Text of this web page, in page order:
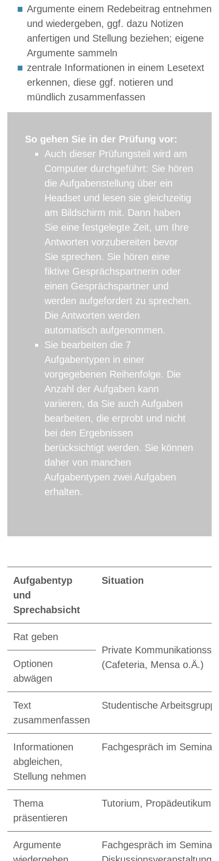
Argumente einem Redebeitrag entnehmen
und wiedergeben, ggf. dazu Notizen
anfertigen und Stellung beziehen; eigene
Argumente sammeln
zentrale Informationen in einem Lesetext
erkennen, diese ggf. notieren und
mündlich zusammenfassen
So gehen Sie in der Prüfung vor:
Auch dieser Prüfungsteil wird am
Computer durchgeführt: Sie hören
die Aufgabenstellung über ein
Headset und lesen sie gleichzeitig
am Bildschirm mit. Dann haben
Sie eine festgelegte Zeit, um Ihre
Antworten vorzubereiten bevor
Sie sprechen. Sie hören eine
fiktive Gesprächspartnerin oder
einen Gesprächspartner und
werden aufgefordert zu sprechen.
Die Antworten werden
automatisch aufgenommen.
Sie bearbeiten die 7
Aufgabentypen in einer
vorgegebenen Reihenfolge. Die
Anzahl der Aufgaben kann
variieren, da Sie auch Aufgaben
bearbeiten, die erprobt und nicht
bei den Ergebnissen
berücksichtigt werden. Sie können
daher von manchen
Aufgabentypen zwei Aufgaben
erhalten.
Aufgabentyp
und
Sprechabsicht
Situation
Rat geben
Private
(Cafeteria, Mensa o.Ä.)
Optionen
abwägen
Text
zusammenfassen
Studentische
Informationen
abgleichen,
Stellung nehmen
Fachgespräch im Seminar
Thema
präsentieren
Tutorium, Propädeutikum
Argumente
Fachgespräch im Seminar/